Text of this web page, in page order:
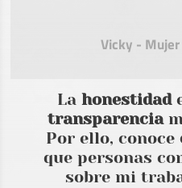
Vicky -
La honestidad
transparencia
Por ello, conoce
que personas
sobre mi